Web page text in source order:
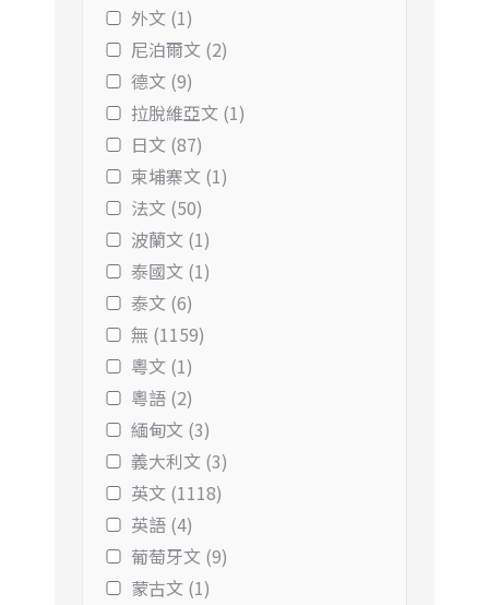
外文 (1)
尼泊爾文 (2)
德文 (9)
拉脫維亞文 (1)
日文 (87)
柬埔寨文 (1)
法文 (50)
波蘭文 (1)
泰國文 (1)
泰文 (6)
無 (1159)
粵文 (1)
粵語 (2)
緬甸文 (3)
義大利文 (3)
英文 (1118)
英語 (4)
葡萄牙文 (9)
蒙古文 (1)